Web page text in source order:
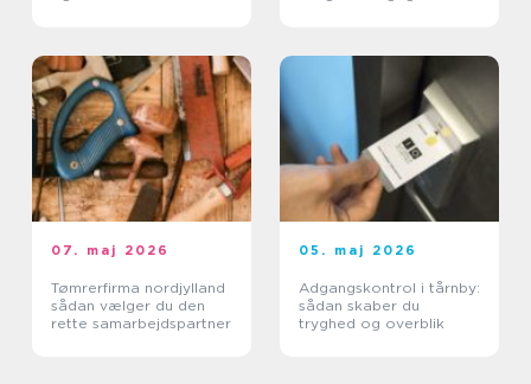
07. maj 2026
Tømrerfirma nordjylland
sådan vælger du den
rette samarbejdspartner
05. maj 2026
Adgangskontrol i tårnby:
sådan skaber du
tryghed og overblik